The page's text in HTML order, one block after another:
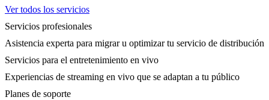
Ver todos los servicios
Servicios profesionales
Asistencia experta para migrar u optimizar tu servicio de distribución
Servicios para el entretenimiento en vivo
Experiencias de streaming en vivo que se adaptan a tu público
Planes de soporte